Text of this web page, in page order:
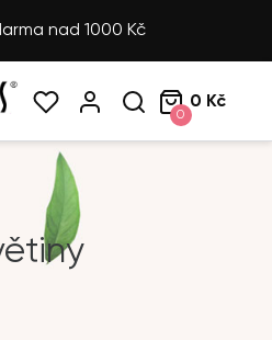
nad 1000 Kč
0
0 Kč